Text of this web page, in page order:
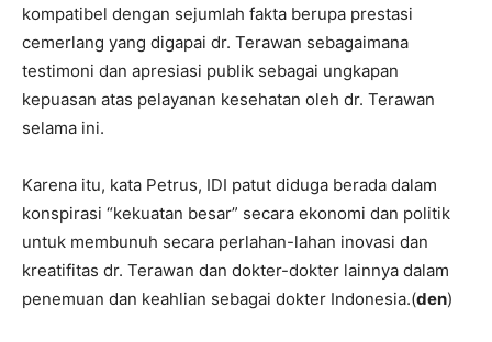
kompatibel dengan sejumlah fakta berupa prestasi
cemerlang yang digapai dr. Terawan sebagaimana
testimoni dan apresiasi publik sebagai ungkapan
kepuasan atas pelayanan kesehatan oleh dr. Terawan
selama ini.
Karena itu, kata Petrus, IDI patut diduga berada dalam
konspirasi “kekuatan besar” secara ekonomi dan politik
untuk membunuh secara perlahan-lahan inovasi dan
kreatifitas dr. Terawan dan dokter-dokter lainnya dalam
penemuan dan keahlian sebagai dokter Indonesia.(den)